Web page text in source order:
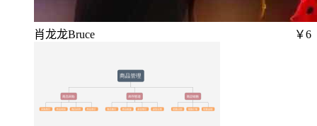
肖龙龙Bruce ￥6